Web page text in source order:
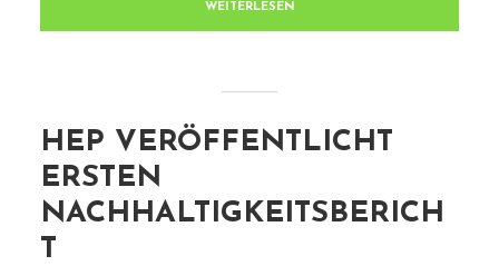
WEITERLESEN
HEP VERÖFFENTLICHT
ERSTEN
NACHHALTIGKEITSBERICH
T